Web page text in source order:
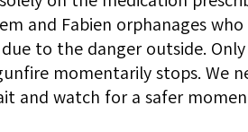
and Fabien orphanages
to the danger outside.
momentarily stops. We
and watch for a safer